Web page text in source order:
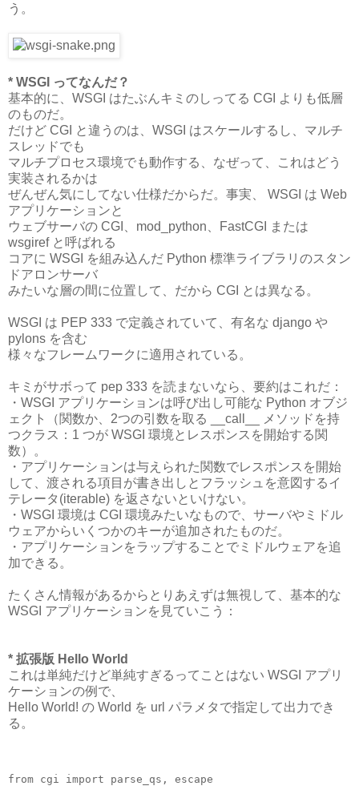
う。
* WSGI ってなんだ？
基本的に、WSGI はたぶんキミのしってる CGI よりも低層
のものだ。
だけど CGI と違うのは、WSGI はスケールするし、マルチ
スレッドでも
マルチプロセス環境でも動作する、なぜって、これはどう
実装されるかは
ぜんぜん気にしてない仕様だからだ。事実、 WSGI は Web
アプリケーションと
ウェブサーバの CGI、mod_python、FastCGI または
wsgiref と呼ばれる
コアに WSGI を組み込んだ Python 標準ライブラリのスタン
ドアロンサーバ
みたいな層の間に位置して、だから CGI とは異なる。
WSGI は PEP 333 で定義されていて、有名な django や
pylons を含む
様々なフレームワークに適用されている。
キミがサボって pep 333 を読まないなら、要約はこれだ：
・WSGI アプリケーションは呼び出し可能な Python オブジ
ェクト（関数か、2つの引数を取る __call__ メソッドを持
つクラス：1 つが WSGI 環境とレスポンスを開始する関
数）。
・アプリケーションは与えられた関数でレスポンスを開始
して、渡される項目が書き出しとフラッシュを意図するイ
テレータ(iterable) を返さないといけない。
・WSGI 環境は CGI 環境みたいなもので、サーバやミドル
ウェアからいくつかのキーが追加されたものだ。
・アプリケーションをラップすることでミドルウェアを追
加できる。
たくさん情報があるからとりあえずは無視して、基本的な
WSGI アプリケーションを見ていこう：
* 拡張版 Hello World
これは単純だけど単純すぎるってことはない WSGI アプリ
ケーションの例で、
Hello World! の World を url パラメタで指定して出力でき
る。
from cgi import parse_qs, escape